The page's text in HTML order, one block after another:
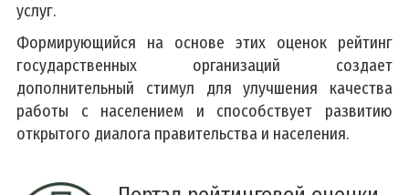
услуг.
Формирующийся на основе этих оценок рейтинг
государственных организаций создает
дополнительный стимул для улучшения качества
работы с населением и способствует развитию
открытого диалога правительства и населения.